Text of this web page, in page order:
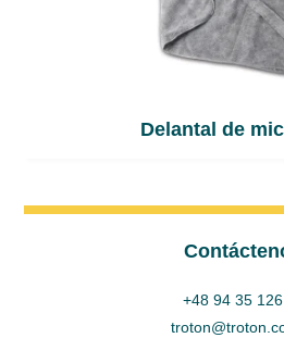
Delantal de
+48 94 35